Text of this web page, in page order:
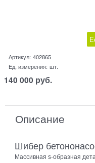
Артикул: 402865
Ед. измерения: шт.
140 000 руб.
Описание
Шибер
Массивная s-образная